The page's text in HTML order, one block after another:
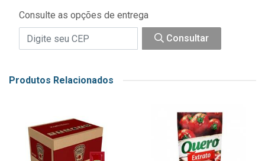
Consulte as opções de entrega
Consultar
Produtos Relacionados